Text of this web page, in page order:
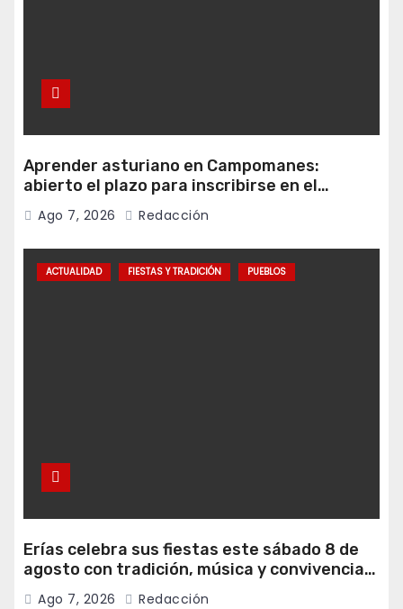
Aprender asturiano en Campomanes:
abierto el plazo para inscribirse en el
programa Falamos
Ago 7, 2026 Redacción
ACTUALIDAD FIESTAS Y TRADICIÓN PUEBLOS
Erías celebra sus fiestas este sábado 8 de
agosto con tradición, música y convivencia
vecinal
Ago 7, 2026 Redacción